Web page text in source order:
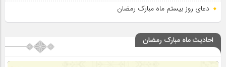
دعای روز بیستم ماه مبارک رمضان
احادیث ماه مبارک رمضان